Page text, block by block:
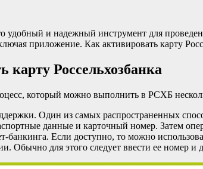
удобный и надежный инструмент для
приложение. Как активировать карту
карту Россельхозбанка
который можно выполнить в РСХБ
Один из самых распространенных
данные и карточный номер. Затем
банкинга. Если доступно, то можно
Обычно для этого следует ввести ее номер и